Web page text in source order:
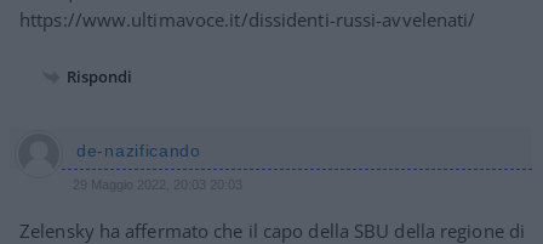
https://www.ultimavoce.it/dissidenti-russi-avvelenati/
Rispondi
de-nazificando
29 Maggio 2022, 20:03 20:03
Zelensky ha affermato che il capo della SBU della regione di